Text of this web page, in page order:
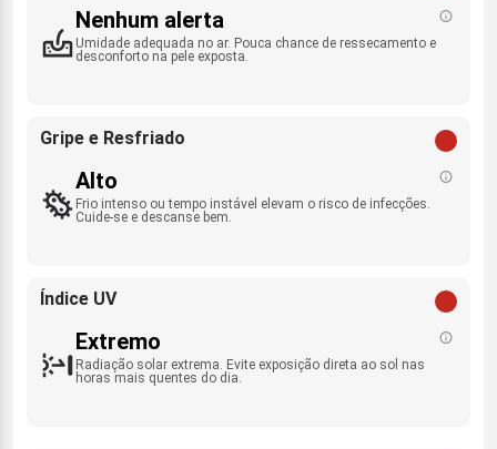
Nenhum alerta
Umidade adequada no ar. Pouca chance de ressecamento e
desconforto na pele exposta.
Gripe e Resfriado
Alto
Frio intenso ou tempo instável elevam o risco de infecções.
Cuide-se e descanse bem.
Índice UV
Extremo
Radiação solar extrema. Evite exposição direta ao sol nas
horas mais quentes do dia.